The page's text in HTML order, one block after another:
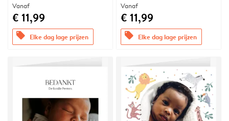
Vanaf
€ 11,99
offers Elke dag lage prijzen
Vanaf
€ 11,99
offers Elke dag lage prijzen